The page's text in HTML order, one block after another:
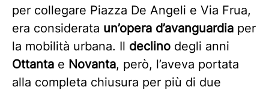
per collegare Piazza De Angeli e Via Frua,
era considerata un’opera d’avanguardia per
la mobilità urbana. Il declino degli anni
Ottanta e Novanta, però, l’aveva portata
alla completa chiusura per più di due